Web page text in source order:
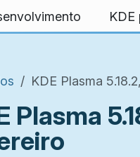
KDE
KDE Plasma
Plasma